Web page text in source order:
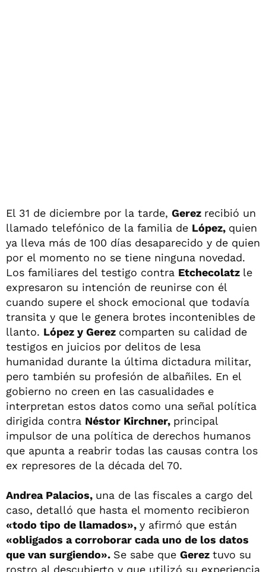
El 31 de diciembre por la tarde, Gerez recibió un
llamado telefónico de la familia de López, quien
ya lleva más de 100 días desaparecido y de quien
por el momento no se tiene ninguna novedad.
Los familiares del testigo contra Etchecolatz le
expresaron su intención de reunirse con él
cuando supere el shock emocional que todavía
transita y que le genera brotes incontenibles de
llanto. López y Gerez comparten su calidad de
testigos en juicios por delitos de lesa
humanidad durante la última dictadura militar,
pero también su profesión de albañiles. En el
gobierno no creen en las casualidades e
interpretan estos datos como una señal política
dirigida contra Néstor Kirchner, principal
impulsor de una política de derechos humanos
que apunta a reabrir todas las causas contra los
ex represores de la década del 70.
Andrea Palacios, una de las fiscales a cargo del
caso, detalló que hasta el momento recibieron
«todo tipo de llamados», y afirmó que están
«obligados a corroborar cada uno de los datos
que van surgiendo». Se sabe que Gerez tuvo su
rostro al descubierto y que utilizó su experiencia